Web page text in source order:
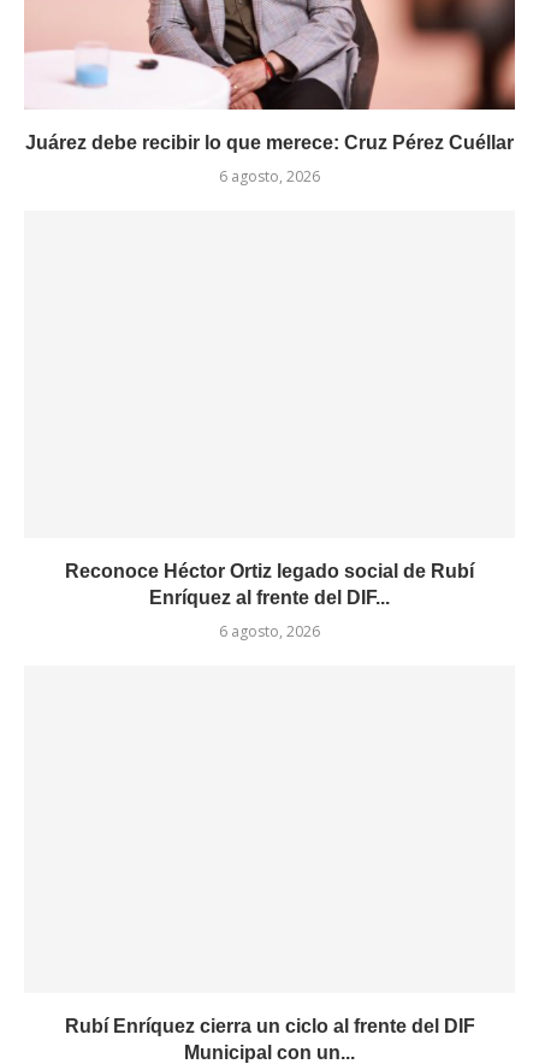
Juárez debe recibir lo que merece: Cruz Pérez Cuéllar
6 agosto, 2026
Reconoce Héctor Ortiz legado social de Rubí
Enríquez al frente del DIF...
6 agosto, 2026
Rubí Enríquez cierra un ciclo al frente del DIF
Municipal con un...